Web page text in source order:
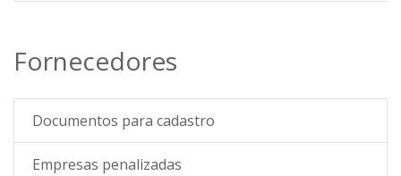
Fornecedores
Documentos para cadastro
Empresas penalizadas